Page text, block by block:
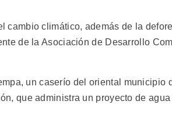
cambio climático, además de la
de la Asociación de Desarrollo
un caserío del oriental municipio
que administra un proyecto de